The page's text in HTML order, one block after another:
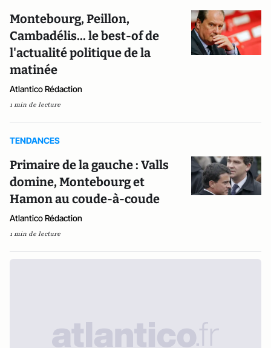
Montebourg, Peillon,
Cambadélis... le best-of de
l'actualité politique de la
matinée
Atlantico Rédaction
1 min de lecture
TENDANCES
Primaire de la gauche : Valls
domine, Montebourg et
Hamon au coude-à-coude
Atlantico Rédaction
1 min de lecture